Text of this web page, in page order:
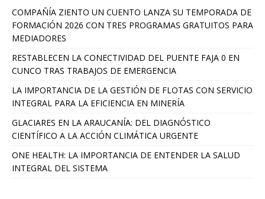
COMPAÑÍA ZIENTO UN CUENTO LANZA SU TEMPORADA DE
FORMACIÓN 2026 CON TRES PROGRAMAS GRATUITOS PARA
MEDIADORES
RESTABLECEN LA CONECTIVIDAD DEL PUENTE FAJA 0 EN
CUNCO TRAS TRABAJOS DE EMERGENCIA
LA IMPORTANCIA DE LA GESTIÓN DE FLOTAS CON SERVICIO
INTEGRAL PARA LA EFICIENCIA EN MINERÍA
GLACIARES EN LA ARAUCANÍA: DEL DIAGNÓSTICO
CIENTÍFICO A LA ACCIÓN CLIMÁTICA URGENTE
ONE HEALTH: LA IMPORTANCIA DE ENTENDER LA SALUD
INTEGRAL DEL SISTEMA